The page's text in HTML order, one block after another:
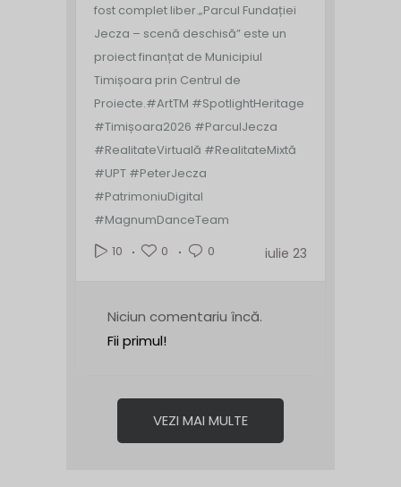
fost complet liber.„Parcul Fundației
Jecza – scenă deschisă” este un
proiect finanțat de Municipiul
Timișoara prin Centrul de
Proiecte.#ArtTM #SpotlightHeritage
#Timișoara2026 #ParculJecza
#RealitateVirtuală #RealitateMixtă
#UPT #PeterJecza
#PatrimoniuDigital
#MagnumDanceTeam
10
0 0 iulie 23
Niciun comentariu încă.
Fii primul!
VEZI MAI MULTE